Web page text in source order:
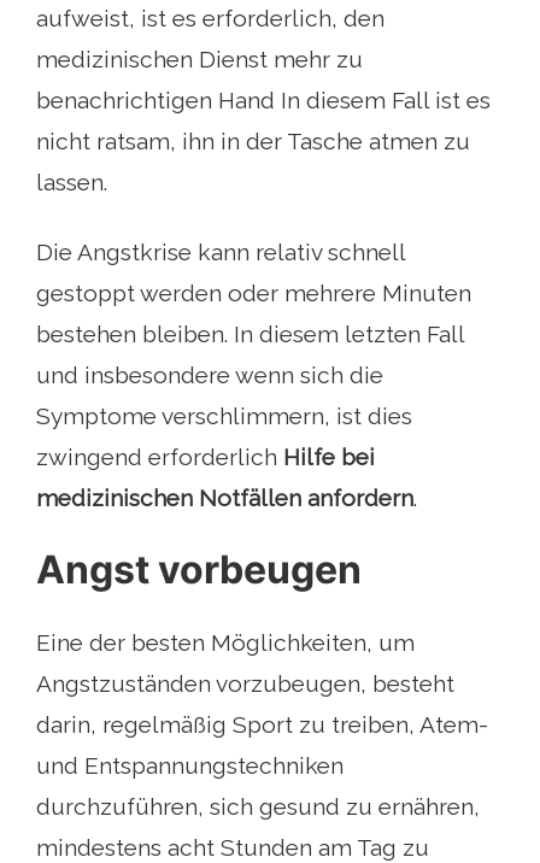
aufweist, ist es erforderlich, den
medizinischen Dienst mehr zu
benachrichtigen Hand In diesem Fall ist es
nicht ratsam, ihn in der Tasche atmen zu
lassen.
Die Angstkrise kann relativ schnell
gestoppt werden oder mehrere Minuten
bestehen bleiben. In diesem letzten Fall
und insbesondere wenn sich die
Symptome verschlimmern, ist dies
zwingend erforderlich Hilfe bei
medizinischen Notfällen anfordern.
Angst vorbeugen
Eine der besten Möglichkeiten, um
Angstzuständen vorzubeugen, besteht
darin, regelmäßig Sport zu treiben, Atem-
und Entspannungstechniken
durchzuführen, sich gesund zu ernähren,
mindestens acht Stunden am Tag zu